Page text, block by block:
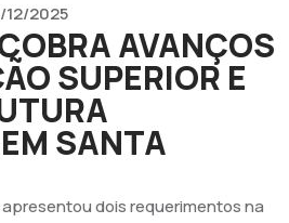
12/2025
AVANÇOS
SUPERIOR E
SANTA
dois requerimentos na